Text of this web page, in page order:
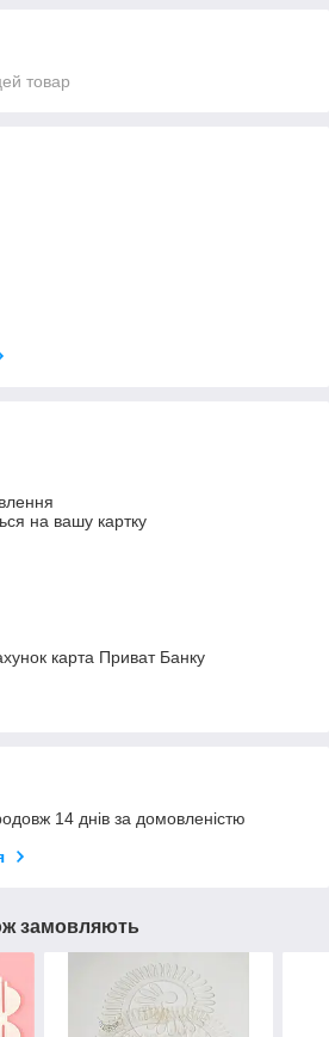
товар
на вашу картку
карта Приват Банку
14 днів за домовленістю
замовляють